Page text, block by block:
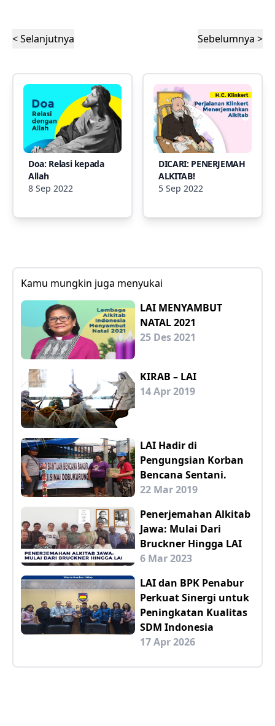
< Selanjutnya Sebelumnya >
Doa: Relasi kepada
Allah
8 Sep 2022
DICARI: PENERJEMAH
ALKITAB!
5 Sep 2022
Kamu mungkin juga menyukai
LAI MENYAMBUT
NATAL 2021
25 Des 2021
KIRAB – LAI
14 Apr 2019
LAI Hadir di
Pengungsian Korban
Bencana Sentani.
22 Mar 2019
Penerjemahan Alkitab
Jawa: Mulai Dari
Bruckner Hingga LAI
6 Mar 2023
LAI dan BPK Penabur
Perkuat Sinergi untuk
Peningkatan Kualitas
SDM Indonesia
17 Apr 2026